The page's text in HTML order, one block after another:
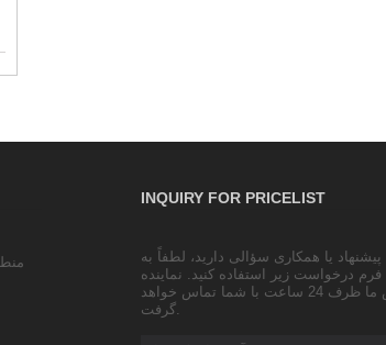
INQUIRY FOR PRICELIST
پیشنهاد یا همکاری سؤالی دارید، لطفاً به
فرم درخواست زیر استفاده کنید. نماینده
فروش ما ظرف 24 ساعت با شما تماس خواهد
شفاف / نوار
بندی / نوار پهن
2023/10/25